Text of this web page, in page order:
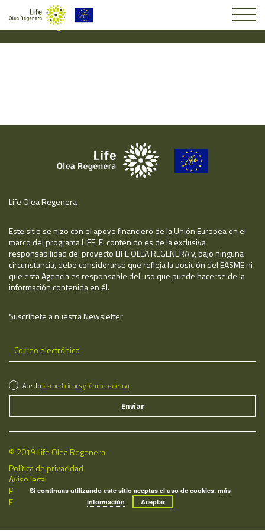
Suscripción #16912
Life Olea Regenera
Este sitio se hizo con el apoyo financiero de la Unión Europea en el
marco del programa LIFE. El contenido es de la exclusiva
responsabilidad del proyecto LIFE OLEA REGENERA y, bajo ninguna
circunstancia, debe considerarse que refleja la posición del EASME ni
que esta Agencia es responsable del uso que puede hacerse de la
información contenida en él.
Suscríbete a nuestra Newsletter
Aceptolas condiciones y términos de uso
© 2019 Life Olea Regenera
Política de privacidad
Aviso legal
Política de cookies
Fecha de última actualización: 08/08/2026
Si continuas utilizando este sitio aceptas el uso de cookies.más
información
Aceptar